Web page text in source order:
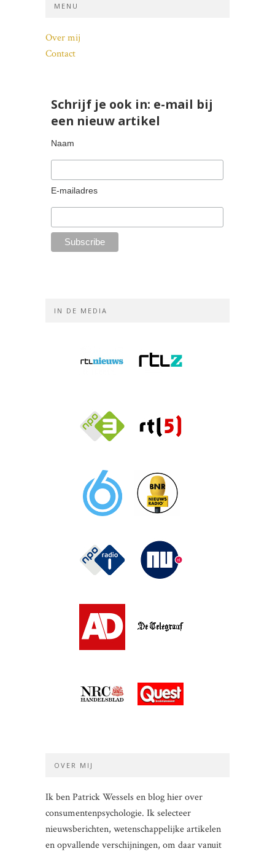
MENU
Over mij
Contact
Schrijf je ook in: e-mail bij
een nieuw artikel
Naam
E-mailadres
IN DE MEDIA
OVER MIJ
Ik ben Patrick Wessels en blog hier over
consumentenpsychologie. Ik selecteer
nieuwsberichten, wetenschappelijke artikelen
en opvallende verschijningen, om daar vanuit